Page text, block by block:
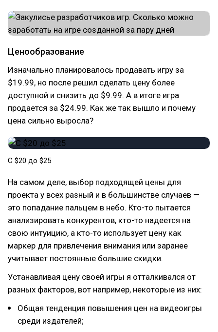
Ценообразование
Изначально планировалось продавать игру за
$19.99, но после решил сделать цену более
доступной и снизить до $9.99. А в итоге игра
продается за $24.99. Как же так вышло и почему
цена сильно выросла?
С $20 до $25
На самом деле, выбор подходящей цены для
проекта у всех разный и в большинстве случаев —
это попадание пальцем в небо. Кто-то пытается
анализировать конкурентов, кто-то надеется на
свою интуицию, а кто-то использует цену как
маркер для привлечения внимания или заранее
учитывает постоянные большие скидки.
Устанавливая цену своей игры я отталкивался от
разных факторов, вот например, некоторые из них:
Общая тенденция повышения цен на видеоигры
среди издателей;